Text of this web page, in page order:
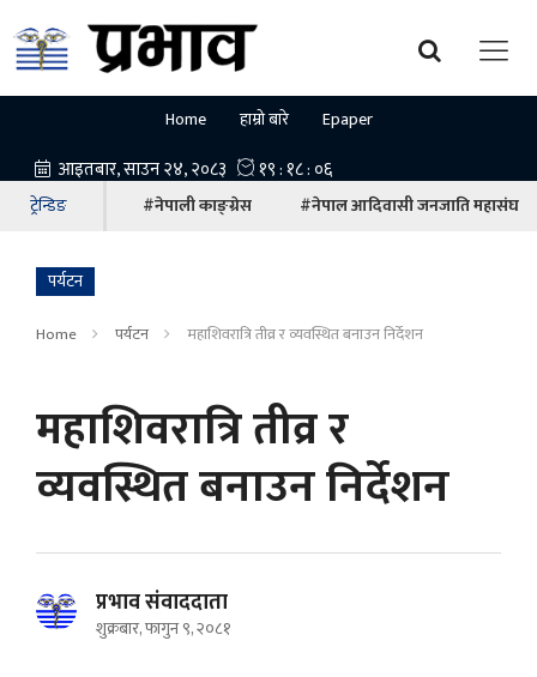
Home हाम्रो बारे Epaper
ट्रेन्डिङ #नेपाली काङ्ग्रेस #नेपाल आदिवासी जनजाति महासंघ
पर्यटन
Home पर्यटन महाशिवरात्रि तीव्र र व्यवस्थित बनाउन निर्देशन
महाशिवरात्रि तीव्र र
व्यवस्थित बनाउन निर्देशन
प्रभाव संवाददाता
शुक्रबार, फागुन ९, २०८१